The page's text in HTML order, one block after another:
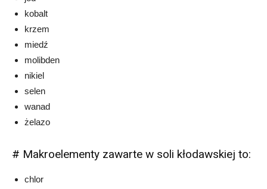
kobalt
krzem
miedź
molibden
nikiel
selen
wanad
żelazo
# Makroelementy zawarte w soli kłodawskiej to:
chlor